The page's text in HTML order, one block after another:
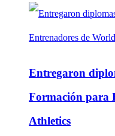
Entregaron
Formación para
Athletics